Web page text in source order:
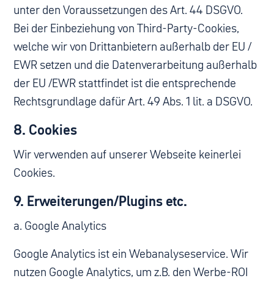
unter den Voraussetzungen des Art. 44 DSGVO.
Bei der Einbeziehung von Third-Party-Cookies,
welche wir von Drittanbietern außerhalb der EU /
EWR setzen und die Datenverarbeitung außerhalb
der EU /EWR stattfindet ist die entsprechende
Rechtsgrundlage dafür Art. 49 Abs. 1 lit. a DSGVO.
8. Cookies
Wir verwenden auf unserer Webseite keinerlei
Cookies.
9. Erweiterungen/Plugins etc.
a. Google Analytics
Google Analytics ist ein Webanalyseservice. Wir
nutzen Google Analytics, um z.B. den Werbe-ROI